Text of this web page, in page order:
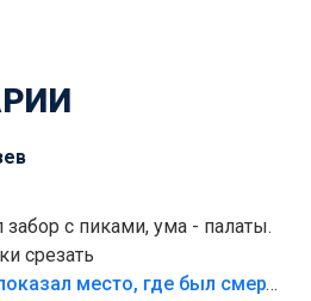
забор с пиками, ума - палаты.
срезать
«Попал на пику»: СК показал место, где был смертельно травмирован ребенок в Тольятти